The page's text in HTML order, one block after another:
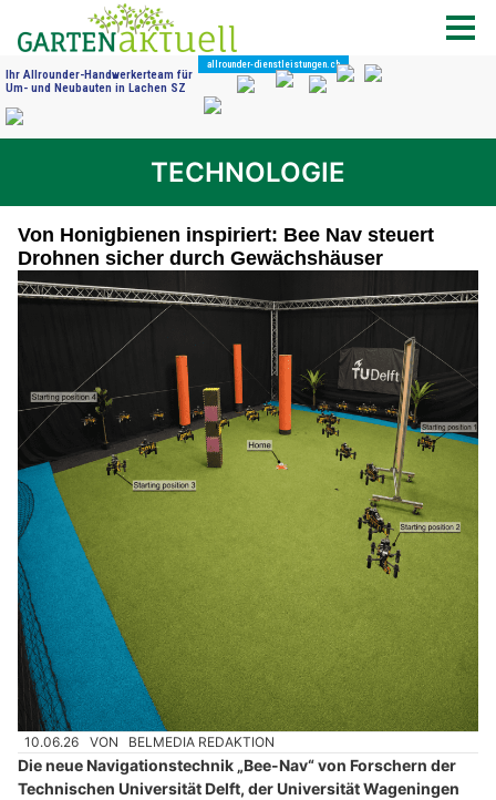
TECHNOLOGIE
Von Honigbienen inspiriert: Bee Nav steuert
Drohnen sicher durch Gewächshäuser
10.06.26 VON BELMEDIA REDAKTION
Die neue Navigationstechnik „Bee-Nav“ von Forschern der
Technischen Universität Delft, der Universität Wageningen